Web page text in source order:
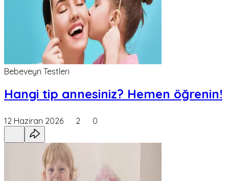
Bebeveyn Testleri
Hangi tip annesiniz? Hemen öğrenin!
12 Haziran 2026 2 0